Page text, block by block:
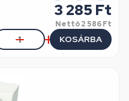
3 285 Ft
Nettó2 586 Ft
KOSÁRBA